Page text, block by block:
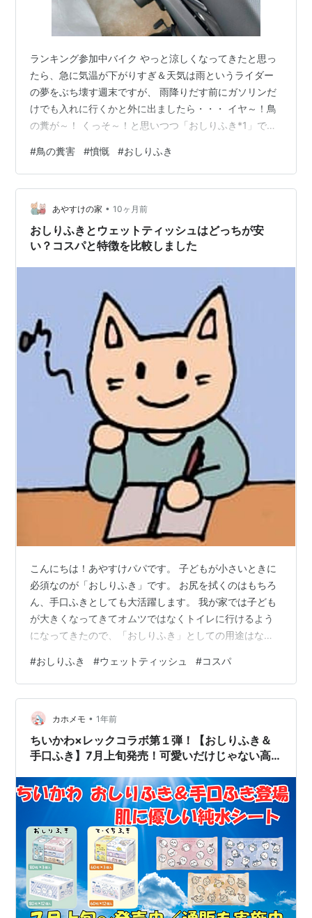
ランキング参加中バイク やっと涼しくなってきたと思っ
たら、急に気温が下がりすぎ＆天気は雨というライダー
の夢をぶち壊す週末ですが、 雨降りだす前にガソリンだ
けでも入れに行くかと外に出ましたら・・・ イヤ～！鳥
の糞が～！ くっそ～！と思いつつ「おしりふき*1」で拭
にも～！ あちこち鳥の糞だらけ・・・Orz ベランダまで
～！ まるで鳥の糞による絨毯爆撃です。あまりにもブル
ーな週末の朝でした・・・。 【Amazon.co.jp限定】【お
しりふき】 ムーニー おしりふき やわらか素材 純水99%
詰替 2280枚(76枚×30コ)無添加(アルコール・…
#鳥の糞害 #憤慨 #おしりふき
あやすけの家 • 10ヶ月前
おしりふきとウェットティッシュはどっちが安
い？コスパと特徴を比較しました
こんにちは！あやすけパパです。 子どもが小さいときに
必須なのが「おしりふき」です。 お尻を拭くのはもちろ
ん、手口ふきとしても大活躍します。 我が家では子ども
が大きくなってきてオムツではなくトイレに行けるよう
になってきたので、「おしりふき」としての用途はなく
なので使っていましたが、ついにまとめ買いしたおしり
ふきがなくなってしまいました。 そこでふと思いまし
た。 「おしりふき」と「ウェットティッシュ」はどっち
が安いんだろう？ウェットティッシュに移行したほうが
コスパが良いのでは？と。 今回の記事ではおしりふきと
ウェットティシュのコスパ比較と性能の違…
#おしりふき #ウェットティッシュ #コスパ
カホメモ • 1年前
ちいかわ×レックコラボ第１弾！【おしりふき＆
手口ふき】7月上旬発売！可愛いだけじゃない高
とめ）